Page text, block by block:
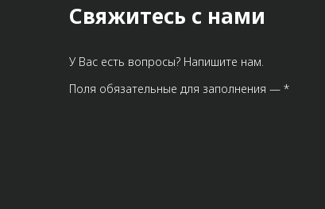
Свяжитесь с нами
У Вас есть вопросы? Напишите нам.
Поля обязательные для заполнения — *